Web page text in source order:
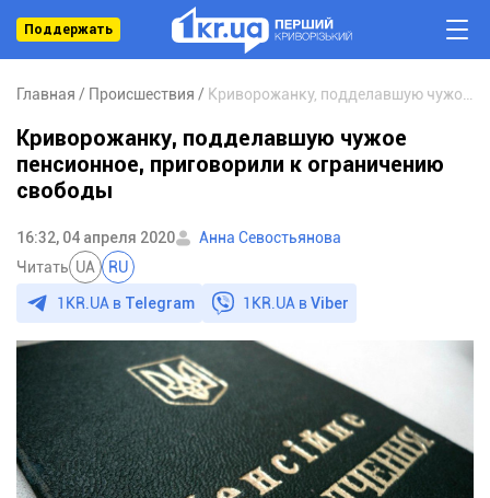
Поддержать
Главная Происшествия
Криворожанку, подделавшую чужое
пенсионное, приговорили к ограничению
свободы
16:32, 04 апреля 2020
Анна Севостьянова
Читать UA RU
1KR.UA в Telegram 1KR.UA вViber